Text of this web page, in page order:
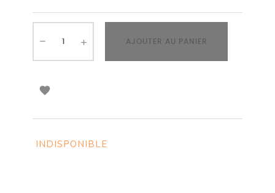
AJOUTER AU PANIER

INDISPONIBLE